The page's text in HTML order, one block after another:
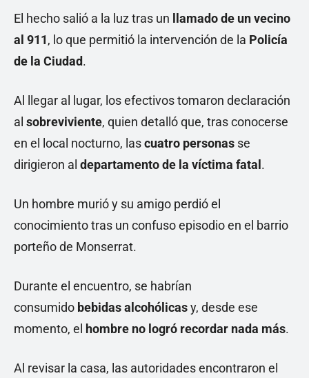
El hecho salió a la luz tras un
llamado de un vecino
al 911, lo que permitió la intervención de la Policía
de la Ciudad.
Al llegar al lugar, los efectivos tomaron declaración
al sobreviviente, quien detalló que, tras conocerse
en el local nocturno, lascuatro personas se
dirigieron al departamento de la víctima fatal .
Un hombre murió y su amigo perdió el
conocimiento tras un confuso episodio en el barrio
porteño de Monserrat.
Durante el encuentro, se habrían
consumido bebidas alcohólicasy, desde ese
momento, el hombre no logró recordar nada más.
Al revisar la casa, las autoridades encontraron el